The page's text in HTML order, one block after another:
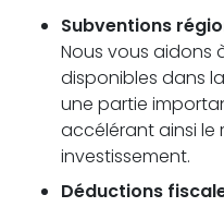
Subventions
Nous vous aidons
disponibles dans
une partie
accélérant ainsi le
investissement.
Déductions